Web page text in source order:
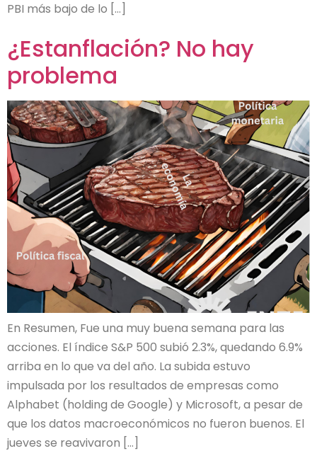
PBI más bajo de lo […]
¿Estanflación? No hay
problema
En Resumen, Fue una muy buena semana para las
acciones. El índice S&P 500 subió 2.3%, quedando 6.9%
arriba en lo que va del año. La subida estuvo
impulsada por los resultados de empresas como
Alphabet (holding de Google) y Microsoft, a pesar de
que los datos macroeconómicos no fueron buenos. El
jueves se reavivaron […]